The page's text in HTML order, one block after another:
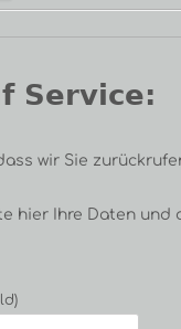
Service:
wir Sie
hier Ihre Daten und